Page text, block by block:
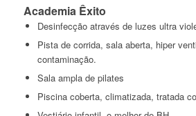
Academia Êxito
Desinfecção através de luzes ultra
Pista de corrida, sala aberta, hiper
contaminação.
Sala ampla de pilates
Piscina coberta, climatizada, tratada